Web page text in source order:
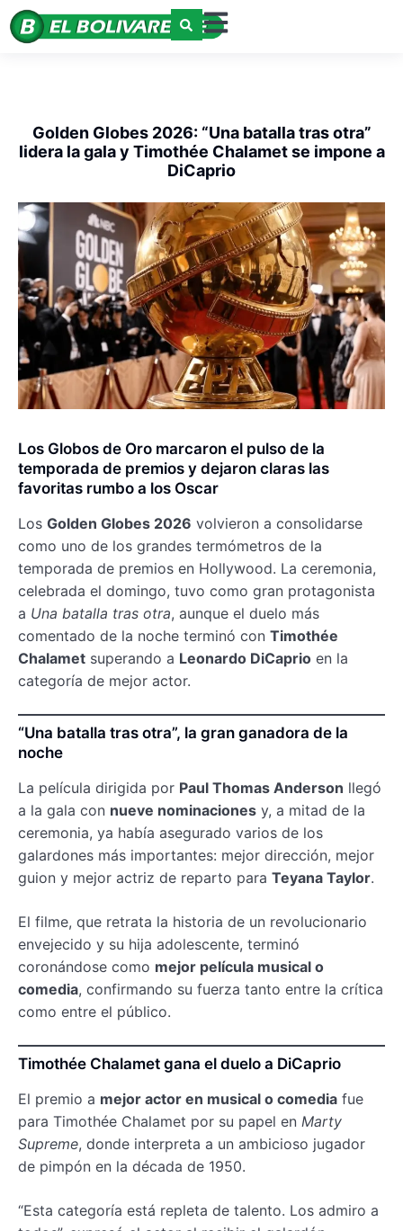
Golden Globes 2026: “Una batalla tras otra”
lidera la gala y Timothée Chalamet se impone a
DiCaprio
Los Globos de Oro marcaron el pulso de la
temporada de premios y dejaron claras las
favoritas rumbo a los Oscar
Los Golden Globes 2026 volvieron a consolidarse
como uno de los grandes termómetros de la
temporada de premios en Hollywood. La ceremonia,
celebrada el domingo, tuvo como gran protagonista
a Una batalla tras otra, aunque el duelo más
comentado de la noche terminó con Timothée
Chalamet superando a Leonardo DiCaprio en la
categoría de mejor actor.
“Una batalla tras otra”, la gran ganadora de la
noche
La película dirigida por Paul Thomas Anderson llegó
a la gala con nueve nominaciones y, a mitad de la
ceremonia, ya había asegurado varios de los
galardones más importantes: mejor dirección, mejor
guion y mejor actriz de reparto para Teyana Taylor.
El filme, que retrata la historia de un revolucionario
envejecido y su hija adolescente, terminó
coronándose como mejor película musical o
comedia, confirmando su fuerza tanto entre la crítica
como entre el público.
Timothée Chalamet gana el duelo a DiCaprio
El premio a mejor actor en musical o comedia fue
para Timothée Chalamet por su papel en Marty
Supreme, donde interpreta a un ambicioso jugador
de pimpón en la década de 1950.
“Esta categoría está repleta de talento. Los admiro a